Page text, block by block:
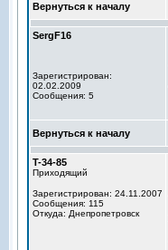
Вернуться к началу
SergF16
Зарегистрирован:
02.02.2009
Сообщения: 5
Вернуться к началу
T-34-85
Приходящий
Зарегистрирован: 24.11.2007
Сообщения: 115
Откуда: Днепропетровск